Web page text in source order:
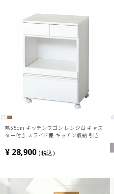
幅55cm キッチンワゴン レンジ台 キャス
ター付き スライド棚 キッチン収納 引き出
ント付き モダン ホワイト ブラウン
¥ 28,900 税込